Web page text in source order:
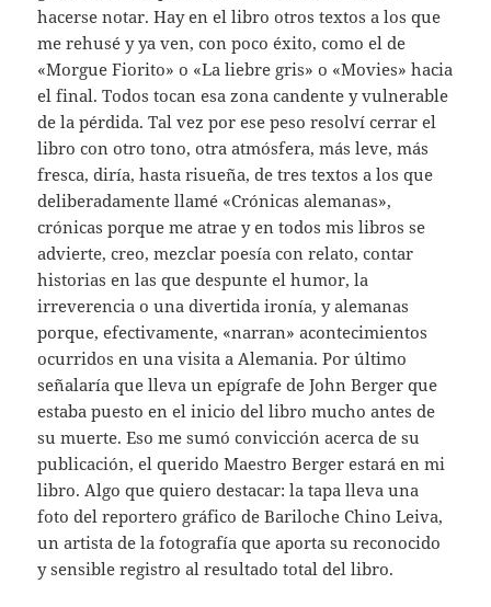
hacerse notar. Hay en el libro otros textos a los que
me rehusé y ya ven, con poco éxito, como el de
«Morgue Fiorito» o «La liebre gris» o «Movies» hacia
el final. Todos tocan esa zona candente y vulnerable
de la pérdida. Tal vez por ese peso resolví cerrar el
libro con otro tono, otra atmósfera, más leve, más
fresca, diría, hasta risueña, de tres textos a los que
deliberadamente llamé «Crónicas alemanas»,
crónicas porque me atrae y en todos mis libros se
advierte, creo, mezclar poesía con relato, contar
historias en las que despunte el humor, la
irreverencia o una divertida ironía, y alemanas
porque, efectivamente, «narran» acontecimientos
ocurridos en una visita a Alemania. Por último
señalaría que lleva un epígrafe de John Berger que
estaba puesto en el inicio del libro mucho antes de
su muerte. Eso me sumó convicción acerca de su
publicación, el querido Maestro Berger estará en mi
libro. Algo que quiero destacar: la tapa lleva una
foto del reportero gráfico de Bariloche Chino Leiva,
un artista de la fotografía que aporta su reconocido
y sensible registro al resultado total del libro.